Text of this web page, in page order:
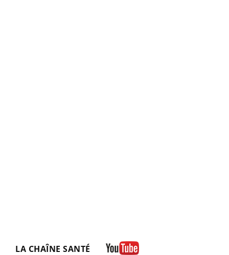
LA CHAÎNE SANTÉ